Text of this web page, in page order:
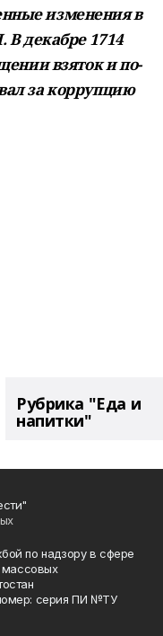
изменения в
В декабре 1714
взяток и по­
за коррупцию
Рубрика "Еда и
напитки"
по надзору в сфере
массовых
серия ПИ №ТУ